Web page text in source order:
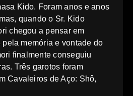
Kido. Foram anos e anos
quando o Sr. Kido
chegou a pensar em
memória e vontade do
finalmente conseguiu
Três garotos foram
Cavaleiros de Aço: Shô,